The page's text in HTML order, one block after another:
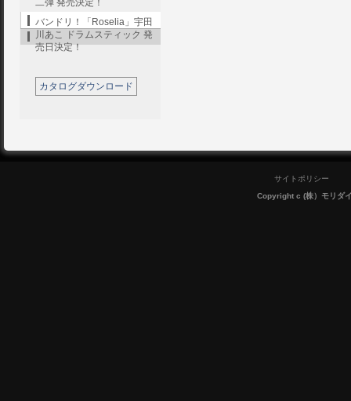
二弾 発売決定！
バンドリ！「Roselia」宇田
川あこ ドラムスティック 発
売日決定！
カタログダウンロード
サイトポリシー
Copyright c (株）モリダ